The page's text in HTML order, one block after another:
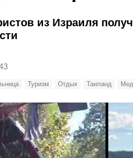
из Израиля
Туризм Отдых Таиланд